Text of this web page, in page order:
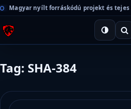
Magyar nyílt forráskódú projekt és tejes
Tag: SHA-384